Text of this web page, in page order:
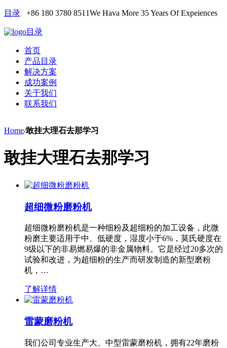
目录 +86 180 3780 8511We Hava More 35 Years Of Expeiences
目录
首页
产品目录
解决方案
成功案例
关于我们
联系我们
Home/敢挂大理石去那学习
敢挂大理石去那学习
超细微粉磨粉机
超细微粉磨粉机是一种细粉及超细粉的加工设备，此微
粉磨主要适用于中、低硬度，湿度小于6%，莫氏硬度在
9级以下的非易燃易爆的非金属物料。它是经过20多次的
试验和改进，为超细粉的生产而研发制造的新型磨粉
机，…
了解详情
雷蒙磨粉机
我们公司专业生产大、中型雷蒙磨粉机，拥有22年磨粉